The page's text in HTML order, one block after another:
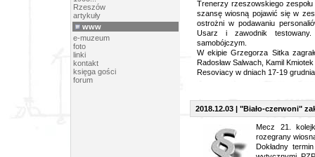
Rzeszów
artykuły
www
e-muzeum
foto
linki
kontakt
księga gości
forum
Trenerzy rzeszowskiego
szansę wiosną pojawić się w
ostrożni w podawaniu
Usarz i zawodnik
samobójczym.
W ekipie Grzegorza Sitka
Radosław Salwach, Kamil
Resoviacy w dniach 17-19
2018.12.03 | "Biało-czerwoni"
Mecz 21.
rozegrany
Dokładny